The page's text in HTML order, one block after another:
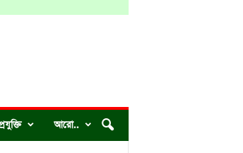
আরো..